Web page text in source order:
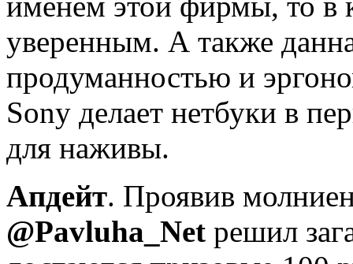
уверенным. А также
продуманностью и
Sony делает нетбуки в
для наживы.
Апдейт. Проявив
@Pavluha_Net решил